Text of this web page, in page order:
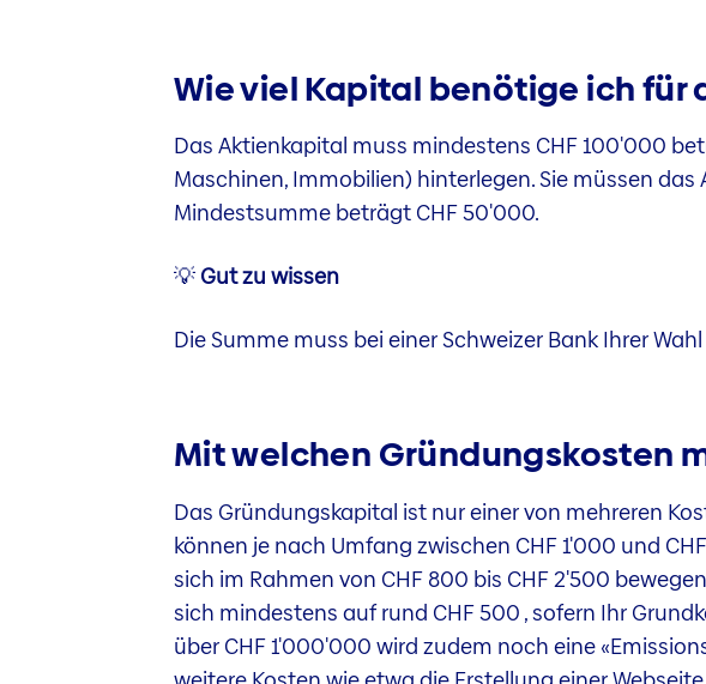
Wie viel Kapital benötige ich
Das Aktienkapital muss mindestens CHF 100'000
Maschinen, Immobilien) hinterlegen. Sie müssen
Mindestsumme beträgt CHF 50'000.
💡Gut zu wissen
Die Summe muss bei einer Schweizer Bank Ihrer
Mit welchen Gründungskosten
Das Gründungskapital ist nur einer von mehreren
können je nach Umfang zwischen CHF 1'000 und
sich im Rahmen von CHF 800 bis CHF 2'500
sich mindestens auf rund CHF 500 , sofern Ihr
über CHF 1'000'000 wird zudem noch eine